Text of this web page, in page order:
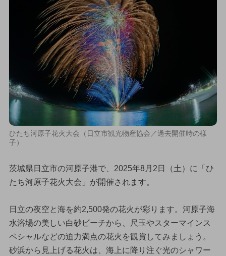
ひたち河原子花火大会（日立市観光物産協会／過去開催時の様
子）
茨城県日立市の河原子港で、2025年8月2日（土）に「ひ
たち河原子花火大会」が開催されます。
日立の夜空と海を約2,500発の花火が彩ります。河原子海
水浴場の美しい白砂ビーチから、尺玉やスターマインス
ペシャルなどの迫力満点の花火を観賞してみましょう。
砂浜から見上げる花火は、海上に降り注ぐ光のシャワー